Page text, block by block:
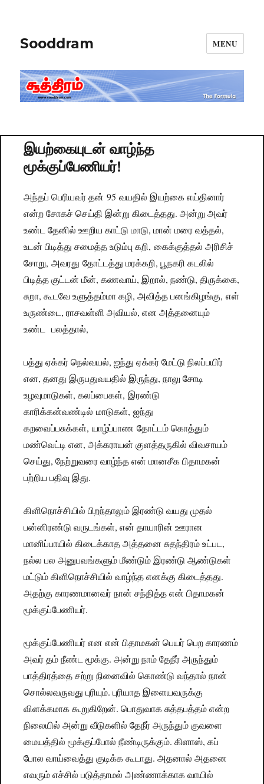
Sooddram MENU
இயற்கையுடன் வாழ்ந்த
மூக்குப்பேணியர்!
அந்தப் பெரியவர் தன் 95 வயதில் இயற்கை எய்தினார்
என்ற சோகச் செய்தி இன்று கிடைத்தது. அன்று அவர்
உண்ட தேனில் ஊறிய காட்டு மாடு, மான் மரை வத்தல்,
உடன் பிடித்து சமைத்த உடும்பு கறி, கைக்குத்தல் அரிசிச்
சோறு, அவரது தோட்டத்து மரக்கறி, பூநகரி கடலில்
பிடித்த குட்டன் மீன், கணவாய், இறால், நண்டு, திருக்கை,
சுறா, கூடவே உளுத்தம்மா கழி, அவித்த பனங்கிழங்கு, எள்
உருண்டை, ராசவள்ளி அவியல், என அத்தனையும்
உண்ட பலத்தால்,
பத்து ஏக்கர் நெல்வயல், ஐந்து ஏக்கர் மேட்டு நிலப்பயிர்
என, தனது இருபதுவயதில் இருந்து, நாலு சோடி
உழவுமாடுகள், கலப்பைகள், இரண்டு
காரிக்கன்வண்டில் மாடுகள், ஐந்து
கறவைப்பசுக்கள், யாழ்ப்பாண தோட்டம் கொத்தும்
மண்வெட்டி என, அக்கராயன் குளத்தருகில் விவசாயம்
செய்து, நேற்றுவரை வாழ்ந்த என் மானசீக பிதாமகன்
பற்றிய பதிவு இது.
கிளிநொச்சியில் பிறந்தாலும் இரண்டு வயது முதல்
பன்னிரண்டு வருடங்கள், என் தாயாரின் ஊரான
மானிப்பாயில் கிடைக்காத அத்தனை சுதந்திரம் உட்பட,
நல்ல பல அனுபவங்களும் மீண்டும் இரண்டு ஆண்டுகள்
மட்டும் கிளிநொச்சியில் வாழ்ந்த எனக்கு கிடைத்தது.
அதற்கு காரணமானவர் நான் சந்தித்த என் பிதாமகன்
மூக்குப்பேணியர்.
மூக்குப்பேணியர் என என் பிதாமகன் பெயர் பெற காரணம்
அவர் தம் நீண்ட மூக்கு. அன்று நாம் தேநீர் அருந்தும்
பாத்திரத்தை சற்று நினைவில் கொண்டு வந்தால் நான்
சொல்லவருவது புரியும். புரியாத இளையவருக்கு
விளக்கமாக கூறுகிறேன். பொதுவாக சுத்தபத்தம் என்ற
நிலையில் அன்று வீடுகளில் தேநீர் அருந்தும் குவளை
மையத்தில் மூக்குப்போல் நீண்டிருக்கும். கிளாஸ், கப்
போல வாய்வைத்து குடிக்க கூடாது. அதனால் அதனை
எவரும் எச்சில் படுத்தாமல் அண்ணாக்காக வாயில்